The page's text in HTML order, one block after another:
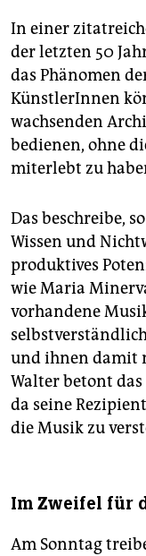
In einer
der letzten 50
das Phänomen
KünstlerInnen
wachsenden
bedienen, ohne
miterlebt zu
Das beschreibe,
Wissen und
produktives
wie Maria
vorhandene
und ihnen damit
Walter betont
da seine
die Musik zu
Im Zweifel für
Am Sonntag